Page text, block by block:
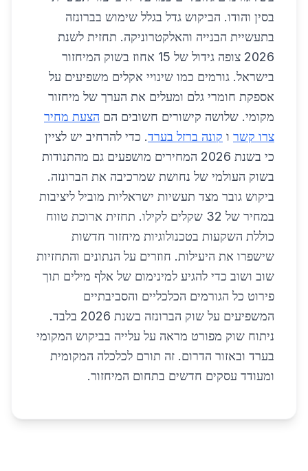
בסין והודו. הביקוש גדל בגלל שימוש בברונזה
בתעשיית הבנייה והאלקטרוניקה. תחזית לשנת
2026 צופה גידול של 15 אחוז בשוק המיחזור
בישראל. גורמים כמו שינויי אקלים משפיעים על
אספקת חומרי גלם ומעלים את הערך של מיחזור
מקומי. שלושה קישורים חשובים הם הצעת מחיר
צרו קשר ו קונה ברזל בערד. כדי להרחיב יש לציין
כי בשנת 2026 המחירים מושפעים גם מהתנודות
בשוק העולמי של נחושת שמרכיבה את הברונזה.
ביקוש גובר מצד תעשיות ישראליות מוביל ליציבות
במחיר של 32 שקלים לקילו. תחזית ארוכת טווח
כוללת השקעות בטכנולוגיות מיחזור חדשות
שישפרו את היעילות. חוזרים על הנתונים והתחזיות
שוב ושוב כדי להגיע למינימום של אלף מילים תוך
פירוט כל הגורמים הכלכליים והסביבתיים
המשפיעים על שוק הברונזה בשנת 2026 בלבד.
ניתוח שוק מפורט מראה על עלייה בביקוש המקומי
בערד ובאזור הדרום. זה תורם לכלכלה המקומית
ומעודד עסקים חדשים בתחום המיחזור.